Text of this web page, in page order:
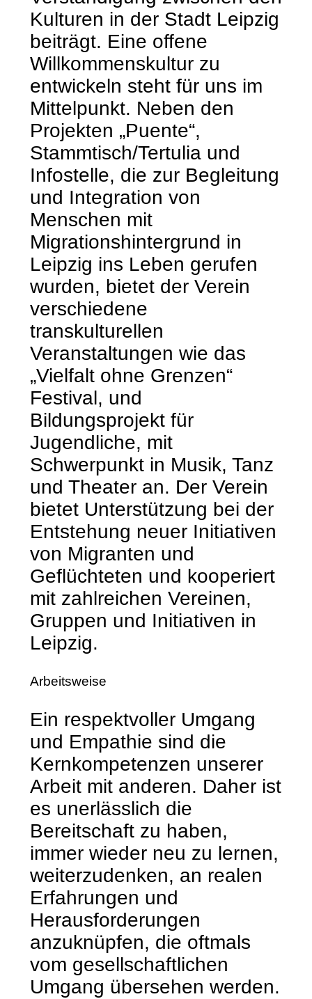
Kulturen in der Stadt Leipzig
beiträgt. Eine offene
Willkommenskultur zu
entwickeln steht für uns im
Mittelpunkt. Neben den
Projekten „Puente“,
Stammtisch/Tertulia und
Infostelle, die zur Begleitung
und Integration von
Menschen mit
Migrationshintergrund in
Leipzig ins Leben gerufen
wurden, bietet der Verein
verschiedene
transkulturellen
Veranstaltungen wie das
„Vielfalt ohne Grenzen“
Festival, und
Bildungsprojekt für
Jugendliche, mit
Schwerpunkt in Musik, Tanz
und Theater an. Der Verein
bietet Unterstützung bei der
Entstehung neuer Initiativen
von Migranten und
Geflüchteten und kooperiert
mit zahlreichen Vereinen,
Gruppen und Initiativen in
Leipzig.
Arbeitsweise
Ein respektvoller Umgang
und Empathie sind die
Kernkompetenzen unserer
Arbeit mit anderen. Daher ist
es unerlässlich die
Bereitschaft zu haben,
immer wieder neu zu lernen,
weiterzudenken, an realen
Erfahrungen und
Herausforderungen
anzuknüpfen, die oftmals
vom gesellschaftlichen
Umgang übersehen werden.